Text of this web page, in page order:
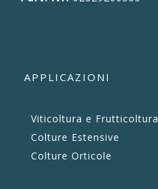
APPLICAZIONI
Viticoltura e Frutticoltura
Colture Estensive
Colture Orticole